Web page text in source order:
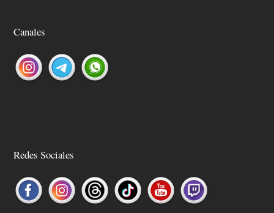
Canales
Redes Sociales